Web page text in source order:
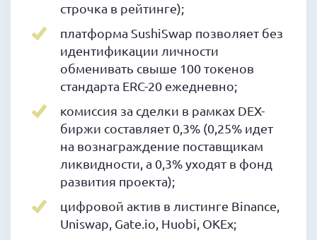
строчка в рейтинге);
платформа SushiSwap позволяет без
идентификации личности
обменивать свыше 100 токенов
стандарта ERC-20 ежедневно;
комиссия за сделки в рамках DEX-
биржи составляет 0,3% (0,25% идет
на вознаграждение поставщикам
ликвидности, а 0,3% уходят в фонд
развития проекта);
цифровой актив в листинге Binance,
Uniswap, Gate.io, Huobi, OKEx;